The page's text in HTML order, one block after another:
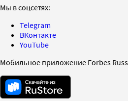
Мы в соцсетях:
Telegram
ВКонтакте
YouTube
Мобильное приложение Forbes